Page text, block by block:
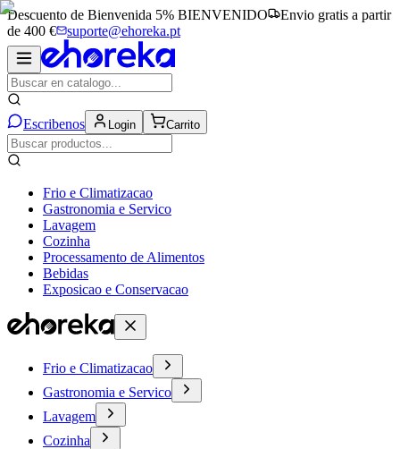
Descuento de Bienvenida 5% BIENVENIDO
Envio gratis a partir
de 400 €
suporte@ehoreka.pt
Escribenos Login Carrito
Frio e Climatizacao
Gastronomia e Servico
Lavagem
Cozinha
Processamento de Alimentos
Bebidas
Exposicao e Conservacao
Frio e Climatizacao
Gastronomia e Servico
Lavagem
Cozinha